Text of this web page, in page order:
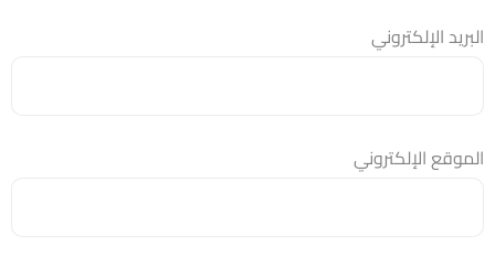
البريد الإلكتروني
الموقع الإلكتروني